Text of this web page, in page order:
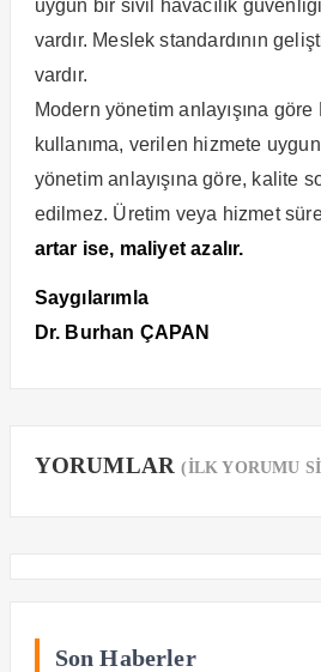
uygun bir sivil havacılık
vardır. Meslek standardının
vardır.
Modern yönetim anlayışına
kullanıma, verilen hizmete
yönetim anlayışına göre, kalite
edilmez. Üretim veya hizmet
artar ise, maliyet azalır.
Saygılarımla
Dr. Burhan ÇAPAN
YORUMLAR(İLK YORUMU
Son Haberler